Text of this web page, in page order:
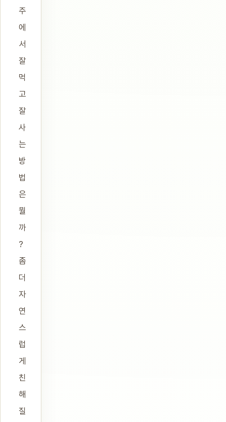
주
에
서
잘
먹
고
잘
사
는
방
법
은
뭘
까
?
좀
더
자
연
스
럽
게
친
해
질